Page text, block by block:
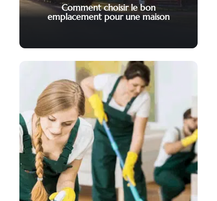
Comment choisir le bon
emplacement pour une maison